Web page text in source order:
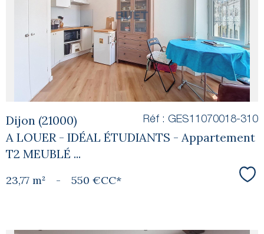
bien
Dijon (21000)
A LOUER - IDÉAL ÉTUDIANTS - Appartement
T2 MEUBLÉ ...
Réf : GES11070018-310
23,77 m² - 550 €CC*